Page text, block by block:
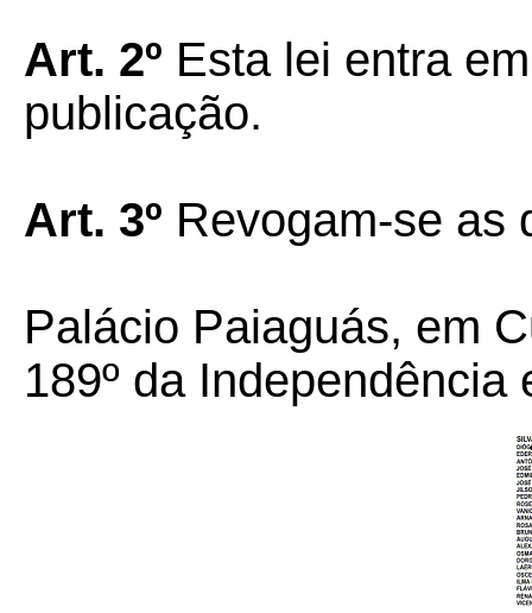
Art. 2º Esta lei entra
publicação.
Art. 3º Revogam-se as
Palácio Paiaguás, em
189º da Independência